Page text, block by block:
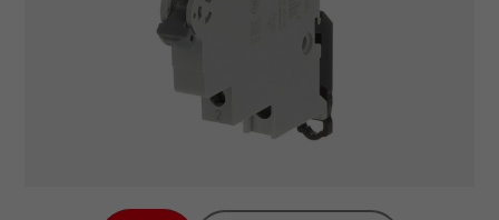
50/60 Hz
Teplota okolí: -25…+55 °C
Skladovací teplota: -40…